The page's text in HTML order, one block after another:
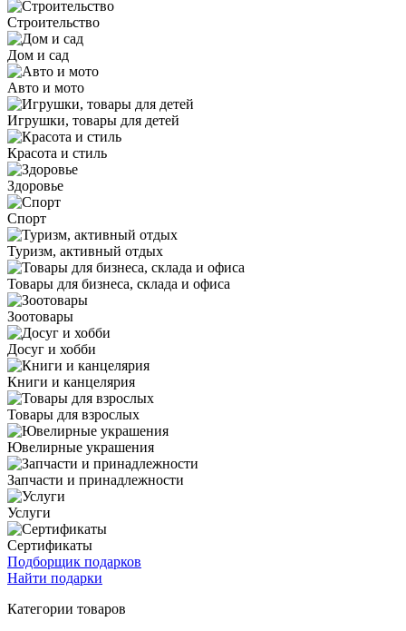
Строительство
Дом и сад
Авто и мото
Игрушки, товары для детей
Красота и стиль
Здоровье
Спорт
Туризм, активный отдых
Товары для бизнеса, склада и офиса
Зоотовары
Досуг и хобби
Книги и канцелярия
Товары для взрослых
Ювелирные украшения
Запчасти и принадлежности
Услуги
Сертификаты
Подборщик подарков
Найти подарки
Категории товаров